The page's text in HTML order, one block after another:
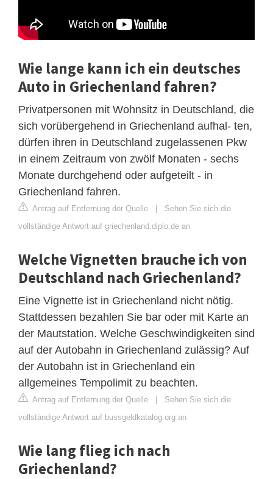
Wie lange kann ich ein deutsches
Auto in Griechenland fahren?
Privatpersonen mit Wohnsitz in Deutschland, die
sich vorübergehend in Griechenland aufhal- ten,
dürfen ihren in Deutschland zugelassenen Pkw
in einem Zeitraum von zwölf Monaten - sechs
Monate durchgehend oder aufgeteilt - in
Griechenland fahren.
Antrag auf Entfernung der Quelle | Sehen Sie sich die
vollständige Antwort auf griechenland.diplo.de an
Welche Vignetten brauche ich von
Deutschland nach Griechenland?
Eine Vignette ist in Griechenland nicht nötig.
Stattdessen bezahlen Sie bar oder mit Karte an
der Mautstation. Welche Geschwindigkeiten sind
auf der Autobahn in Griechenland zulässig? Auf
der Autobahn ist in Griechenland ein
allgemeines Tempolimit zu beachten.
Antrag auf Entfernung der Quelle | Sehen Sie sich die
vollständige Antwort auf bussgeldkatalog.org an
Wie lang flieg ich nach
Griechenland?